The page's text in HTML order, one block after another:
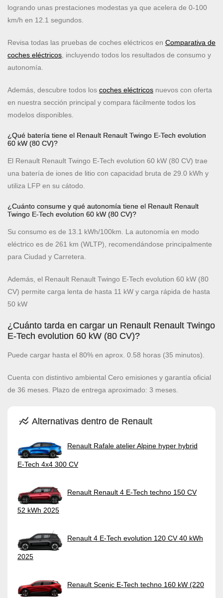
logrando unas prestaciones modestas ya que acelera de 0-100
km/h en 12.1 segundos.
Revisa todas las pruebas de coches eléctricos en Comparativa de
coches eléctricos , incluyendo todos los resultados de consumo y
autonomía.
Además, descubre todos los coches eléctricos nuevos con oferta
en nuestra sección principal y compara fácilmente todos los
modelos disponibles.
¿Qué batería tiene el Renault Renault Twingo E-Tech evolution
60 kW (80 CV)?
El Renault Renault Twingo E-Tech evolution 60 kW (80 CV) trae
una batería de iones de litio con capacidad bruta de 29.0 kWh y
utiliza LFP en su cátodo.
¿Cuánto consume y qué autonomía tiene el Renault Renault
Twingo E-Tech evolution 60 kW (80 CV)?
Su consumo es de 13.1 kWh/100km. La autonomía en modo
eléctrico es de 261 km (WLTP), recomendándose principalmente
para Ciudad y Carretera.
Además, el Renault Renault Twingo E-Tech evolution 60 kW (80
CV) permite carga lenta de hasta 11 kW y carga rápida de hasta
50 kW
¿Cuánto tarda en cargar un Renault Renault Twingo
E-Tech evolution 60 kW (80 CV)?
Puede cargar hasta el 80% en aprox. 0.58 horas (35 minutos).
Cuenta con distintivo ambiental Cero emisiones y garantía oficial
de 36 meses. Plazo de entrega aproximado: 3 meses.
Alternativas dentro de Renault
Renault Rafale atelier Alpine hyper hybrid
E-Tech 4x4 300 CV
Renault Renault 4 E-Tech techno 150 CV
52 kWh 2025
Renault 4 E-Tech evolution 120 CV 40 kWh
2025
Renault Scenic E-Tech techno 160 kW (220